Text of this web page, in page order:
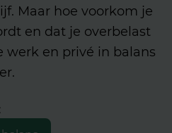
Maar hoe voorkom je
en dat je overbelast
werk en privé in balans